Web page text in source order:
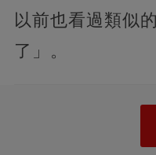
以前也看過類似
了」。